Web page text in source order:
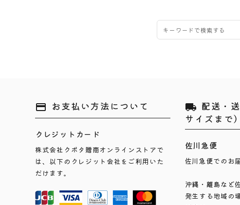
payment お支払い方法について
クレジットカード
株式会社クボタ贈商オンラインストアで
は、以下のクレジット会社をご利用いた
だけます。
local_shipping 配送・
サイズまで）
佐川急便
佐川急便でのお
沖縄・離島など
発生する地域の